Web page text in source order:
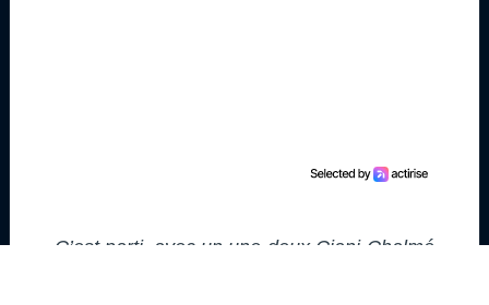
C’est parti, avec un une-deux Ciani-Chalmé